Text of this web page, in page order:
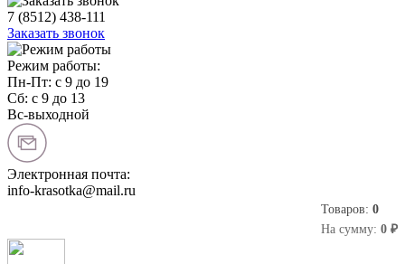
7 (8512) 438-111
Заказать звонок
Режим работы:
Пн-Пт: с 9 до 19
Сб: с 9 до 13
Вс-выходной
Электронная почта:
info-krasotka@mail.ru
Товаров: 0
На сумму: 0 ₽